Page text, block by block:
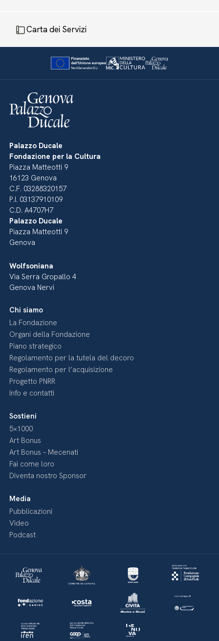
Carta dei Servizi
Palazzo Ducale
Fondazione per la Cultura
Piazza Matteotti 9
16123 Genova
C.F. 03288320157
P.I. 03137910109
C.D. A4707H7
Palazzo Ducale
Piazza Matteotti 9
Genova
Wolfsoniana
Via Serra Gropallo 4
Genova Nervi
Chi siamo
La Fondazione
Organi della Fondazione
Piano strategico
Regolamento per la tutela del decoro
Regolamento per l’acquisizione
Progetto PNRR
Info e contatti
Sostieni
5×1000
Art Bonus
Art Bonus – Mecenati
Fai come loro
Diventa nostro Sponsor
Media
Pubblicazioni
Video
Podcast